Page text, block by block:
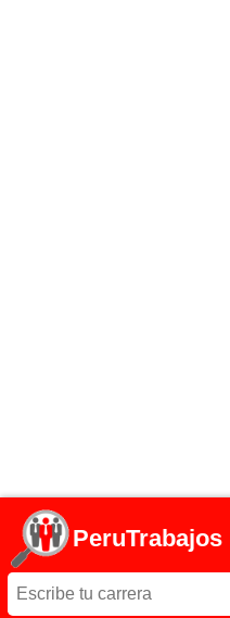
PeruTrabajos